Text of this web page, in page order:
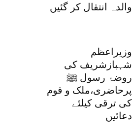
والدہ انتقال کر گئیں
وزیراعظم
شہبازشریف کی
روضۂ رسول ﷺ
پرحاضری،ملک و قوم
کی ترقی کیلئے
دعائیں